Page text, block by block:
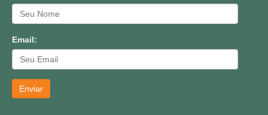
Email:
Enviar